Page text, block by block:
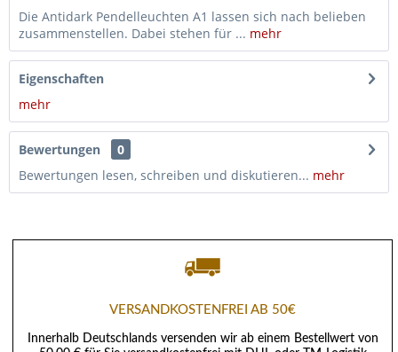
Die Antidark Pendelleuchten A1 lassen sich nach belieben
zusammenstellen. Dabei stehen für ... mehr
Eigenschaften
mehr
Bewertungen
0
Bewertungen lesen, schreiben und diskutieren... mehr
VERSANDKOSTENFREI AB 50€
Innerhalb Deutschlands versenden wir ab einem Bestellwert von